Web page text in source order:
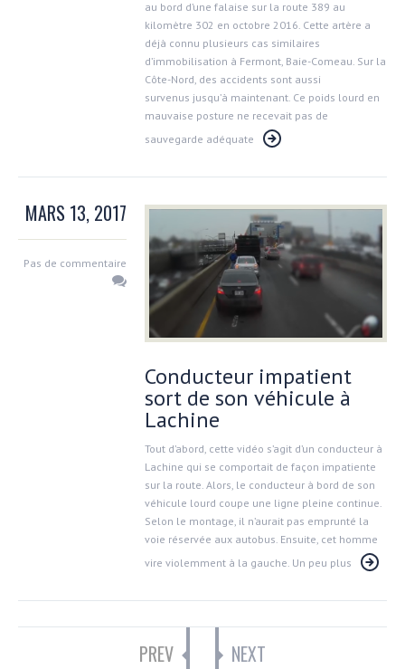
au bord d’une falaise sur la route 389 au
kilomètre 302 en octobre 2016. Cette artère a
déjà connu plusieurs cas similaires
d’immobilisation à Fermont, Baie-Comeau. Sur la
Côte-Nord, des accidents sont aussi
survenus jusqu’à maintenant. Ce poids lourd en
mauvaise posture ne recevait pas de
sauvegarde adéquate
MARS 13, 2017
Pas de commentaire
Conducteur impatient
sort de son véhicule à
Lachine
Tout d’abord, cette vidéo s’agit d’un conducteur à
Lachine qui se comportait de façon impatiente
sur la route. Alors, le conducteur à bord de son
véhicule lourd coupe une ligne pleine continue.
Selon le montage, il n’aurait pas emprunté la
voie réservée aux autobus. Ensuite, cet homme
vire violemment à la gauche. Un peu plus
PREV NEXT